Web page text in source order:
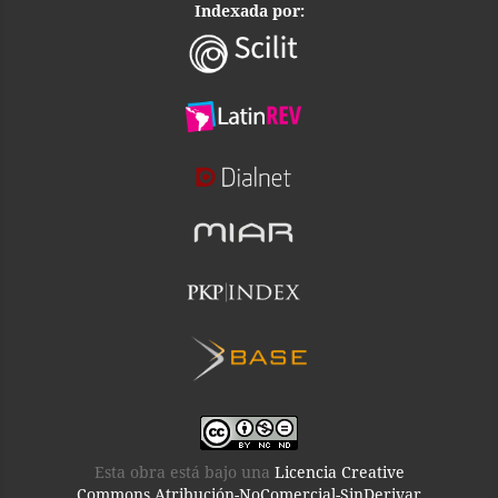
Indexada por:
Esta obra está bajo una Licencia Creative